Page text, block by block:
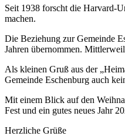
Seit 1938 forscht die Harvard-
machen.
Die Beziehung zur Gemeinde
Jahren übernommen.
Als kleinen Gruß aus der
Gemeinde Eschenburg auch
Mit einem Blick auf den
Fest und ein gutes neues Jahr
Herzliche Grüße